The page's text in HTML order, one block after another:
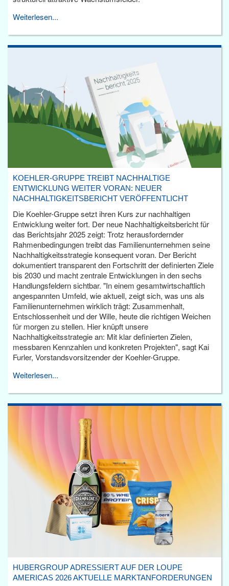
Weiterlesen...
KOEHLER-GRUPPE TREIBT NACHHALTIGE
ENTWICKLUNG WEITER VORAN: NEUER
NACHHALTIGKEITSBERICHT VERÖFFENTLICHT
Die Koehler-Gruppe setzt ihren Kurs zur nachhaltigen
Entwicklung weiter fort. Der neue Nachhaltigkeitsbericht für
das Berichtsjahr 2025 zeigt: Trotz herausfordernder
Rahmenbedingungen treibt das Familienunternehmen seine
Nachhaltigkeitsstrategie konsequent voran. Der Bericht
dokumentiert transparent den Fortschritt der definierten Ziele
bis 2030 und macht zentrale Entwicklungen in den sechs
Handlungsfeldern sichtbar. "In einem gesamtwirtschaftlich
angespannten Umfeld, wie aktuell, zeigt sich, was uns als
Familienunternehmen wirklich trägt: Zusammenhalt,
Entschlossenheit und der Wille, heute die richtigen Weichen
für morgen zu stellen. Hier knüpft unsere
Nachhaltigkeitsstrategie an: Mit klar definierten Zielen,
messbaren Kennzahlen und konkreten Projekten", sagt Kai
Furler, Vorstandsvorsitzender der Koehler-Gruppe.
Weiterlesen...
HUBERGROUP ADRESSIERT AUF DER LOUPE
AMERICAS 2026 AKTUELLE MARKTANFORDERUNGEN